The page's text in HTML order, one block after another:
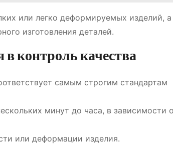
или легко деформируемых изделий, а
изготовления деталей.
контроль качества
самым строгим стандартам
минут до часа, в зависимости
или деформации изделия.